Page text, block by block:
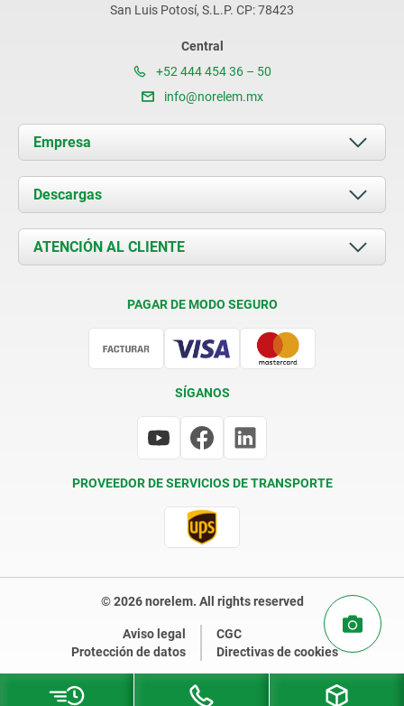
San Luis Potosí, S.L.P. CP: 78423
Central
+52 444 454 36 – 50
info@norelem.mx
Empresa
Acerca de nosotros
Novedades
Contacto
Descargas
Documents
ATENCIÓN AL CLIENTE
PAGAR DE MODO SEGURO
SÍGANOS
PROVEEDOR DE SERVICIOS DE TRANSPORTE
© 2026 norelem. All rights reserved
Aviso legal
CGC
Protección de datos
Directivas de cookies